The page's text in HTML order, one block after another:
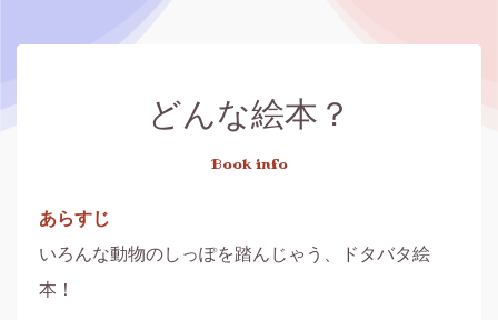
どんな絵本？
Book info
あらすじ
いろんな動物のしっぽを踏んじゃう、ドタバタ絵
本！